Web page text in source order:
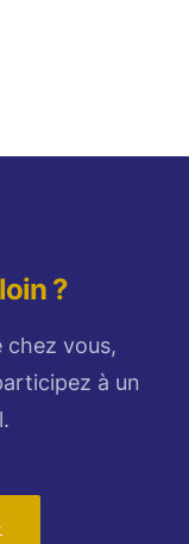
?
chez vous,
à un